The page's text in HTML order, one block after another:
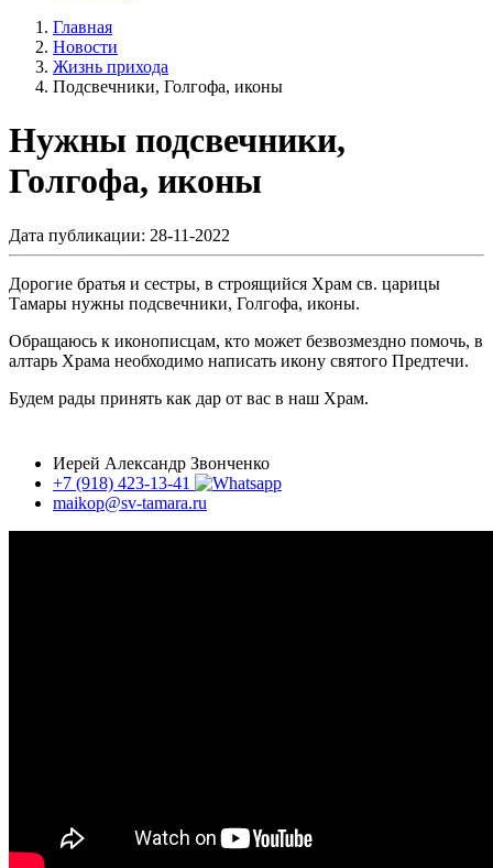
Главная
Новости
Жизнь прихода
Подсвечники, Голгофа, иконы
Нужны подсвечники,
Голгофа, иконы
Дата публикации: 28-11-2022
Дорогие братья и сестры, в строящийся Храм св. царицы
Тамары нужны подсвечники, Голгофа, иконы.
Обращаюсь к иконописцам, кто может безвозмездно помочь, в
алтарь Храма необходимо написать икону святого Предтечи.
Будем рады принять как дар от вас в наш Храм.
Иерей Александр Звонченко
+7 (918) 423-13-41
maikop@sv-tamara.ru